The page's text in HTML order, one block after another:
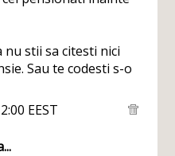
nu stii sa citesti nici
Sau te codesti s-o
EEST